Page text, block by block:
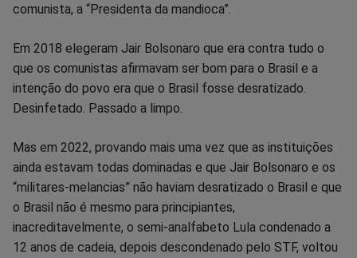
comunista, a “Presidenta da mandioca”.
Em 2018 elegeram Jair Bolsonaro que era contra tudo o
que os comunistas afirmavam ser bom para o Brasil e a
intenção do povo era que o Brasil fosse desratizado.
Desinfetado. Passado a limpo.
Mas em 2022, provando mais uma vez que as instituições
ainda estavam todas dominadas e que Jair Bolsonaro e os
“militares-melancias” não haviam desratizado o Brasil e que
o Brasil não é mesmo para principiantes,
inacreditavelmente, o semi-analfabeto Lula condenado a
12 anos de cadeia, depois descondenado pelo STF, voltou